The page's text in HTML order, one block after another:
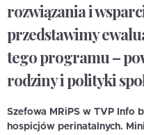
rozwiązania i
przedstawimy
tego programu –
rodziny i polityki
Szefowa MRiPS w TVP Info
hospicjów perinatalnych.